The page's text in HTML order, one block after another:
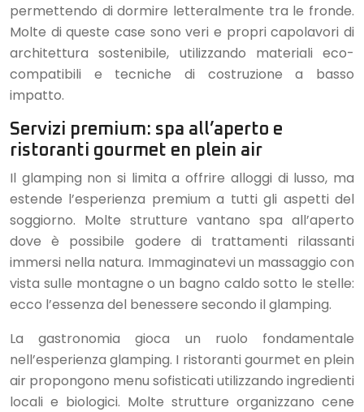
permettendo di dormire letteralmente tra le fronde.
Molte di queste case sono veri e propri capolavori di
architettura sostenibile, utilizzando materiali eco-
compatibili e tecniche di costruzione a basso
impatto.
Servizi premium: spa all’aperto e
ristoranti gourmet en plein air
Il glamping non si limita a offrire alloggi di lusso, ma
estende l’esperienza premium a tutti gli aspetti del
soggiorno. Molte strutture vantano spa all’aperto
dove è possibile godere di trattamenti rilassanti
immersi nella natura. Immaginatevi un massaggio con
vista sulle montagne o un bagno caldo sotto le stelle:
ecco l’essenza del benessere secondo il glamping.
La gastronomia gioca un ruolo fondamentale
nell’esperienza glamping. I ristoranti gourmet en plein
air propongono menu sofisticati utilizzando ingredienti
locali e biologici. Molte strutture organizzano cene